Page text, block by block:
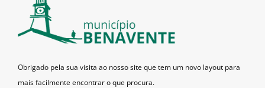
Obrigado pela sua visita ao nosso site que tem um novo layout para
mais facilmente encontrar o que procura.